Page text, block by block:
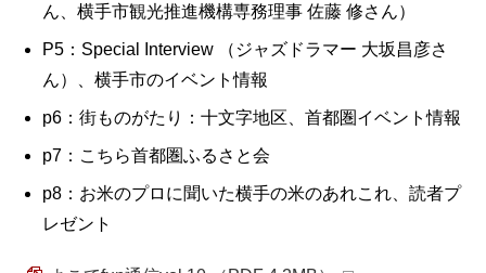
ん、横手市観光推進機構専務理事 佐藤 修さん）
P5：Special Interview （ジャズドラマー 大坂昌彦さ
ん）、横手市のイベント情報
p6：街ものがたり：十文字地区、首都圏イベント情報
p7：こちら首都圏ふるさと会
p8：お米のプロに聞いた横手の米のあれこれ、読者プ
レゼント